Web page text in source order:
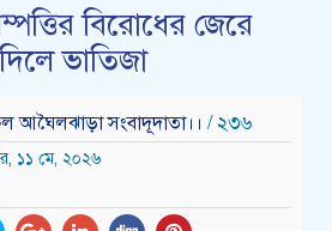
বিরোধের জেরে
ভাতিজা
আঘৈলঝাড়া সংবাদূদাতা।। / ২৩৬
১১ মে, ২০২৬